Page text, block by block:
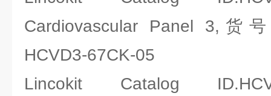
Cardiovascular Panel 3,货
HCVD3-67CK-05
Lincokit Catalog